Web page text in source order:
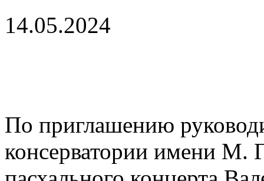
14.05.2024
По приглашению
консерватории имени М.